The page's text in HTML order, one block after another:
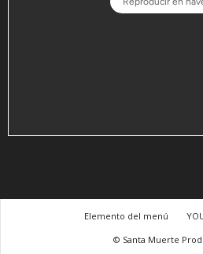
Elemento del menú
© Santa Muerte